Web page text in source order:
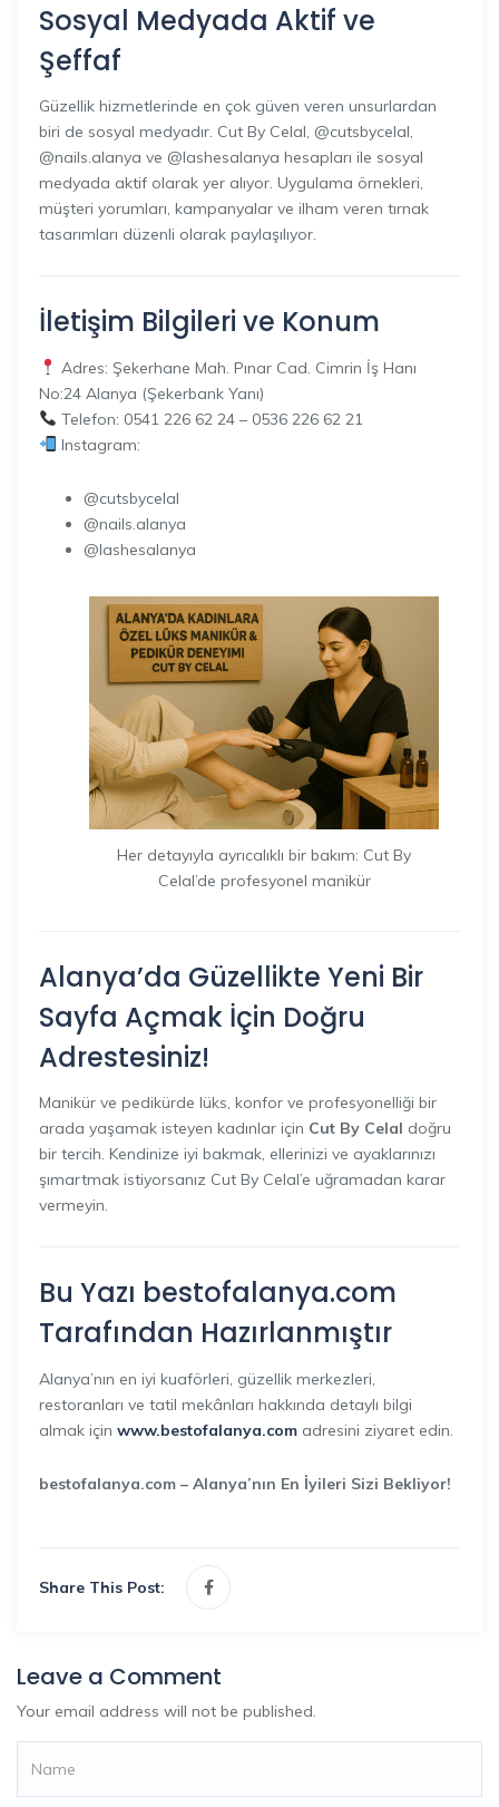
Sosyal Medyada Aktif ve
Şeffaf
Güzellik hizmetlerinde en çok güven veren unsurlardan
biri de sosyal medyadır. Cut By Celal, @cutsbycelal,
@nails.alanya ve @lashesalanya hesapları ile sosyal
medyada aktif olarak yer alıyor. Uygulama örnekleri,
müşteri yorumları, kampanyalar ve ilham veren tırnak
tasarımları düzenli olarak paylaşılıyor.
İletişim Bilgileri ve Konum
Adres: Şekerhane Mah. Pınar Cad. Cimrin İş Hanı
No:24 Alanya (Şekerbank Yanı)
Telefon: 0541 226 62 24 – 0536 226 62 21
Instagram:
@cutsbycelal
@nails.alanya
@lashesalanya
Her detayıyla ayrıcalıklı bir bakım: Cut By
Celal’de profesyonel manikür
Alanya’da Güzellikte Yeni Bir
Sayfa Açmak İçin Doğru
Adrestesiniz!
Manikür ve pedikürde lüks, konfor ve profesyonelliği bir
arada yaşamak isteyen kadınlar için Cut By Celal doğru
bir tercih. Kendinize iyi bakmak, ellerinizi ve ayaklarınızı
şımartmak istiyorsanız Cut By Celal’e uğramadan karar
vermeyin.
Bu Yazı bestofalanya.com
Tarafından Hazırlanmıştır
Alanya’nın en iyi kuaförleri, güzellik merkezleri,
restoranları ve tatil mekânları hakkında detaylı bilgi
almak için www.bestofalanya.com adresini ziyaret edin.
bestofalanya.com – Alanya’nın En İyileri Sizi Bekliyor!
Share This Post:
Leave a Comment
Your email address will not be published.